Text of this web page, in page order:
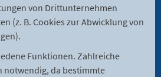
von Drittunternehmen
(z. B. Cookies zur Abwicklung von
Funktionen. Zahlreiche
notwendig, da bestimmte